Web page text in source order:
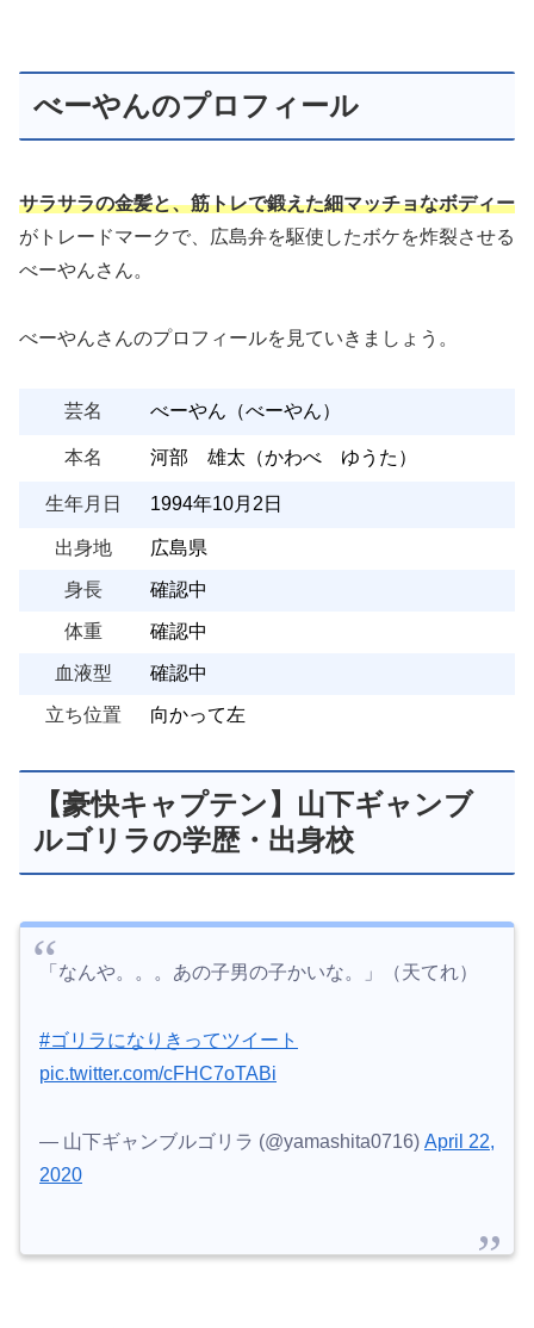
べーやんのプロフィール
サラサラの金髪と、筋トレで鍛えた細マッチョなボディー
がトレードマークで、広島弁を駆使したボケを炸裂させる
べーやんさん。
べーやんさんのプロフィールを見ていきましょう。
芸名 べーやん（べーやん）
本名 河部 雄太（かわべ ゆうた）
生年月日 1994年10月2日
出身地 広島県
身長 確認中
体重 確認中
血液型 確認中
立ち位置 向かって左
【豪快キャプテン】山下ギャンブ
ルゴリラの学歴・出身校
「なんや。。。あの子男の子かいな。」（天てれ）
#ゴリラになりきってツイート
pic.twitter.com/cFHC7oTABi
— 山下ギャンブルゴリラ (@yamashita0716) April 22,
2020